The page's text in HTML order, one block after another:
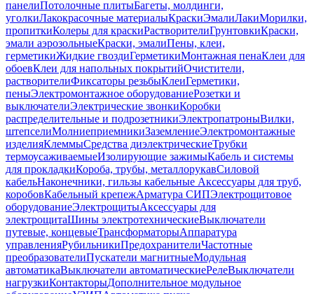
панелиПотолочные плитыБагеты, молдинги,
уголкиЛакокрасочные материалыКраскиЭмалиЛакиМорилки,
пропиткиКолеры для краскиРастворителиГрунтовкиКраски,
эмали аэрозольныеКраски, эмалиПены, клеи,
герметикиЖидкие гвоздиГерметикиМонтажная пенаКлеи для
обоевКлеи для напольных покрытийОчистители,
растворителиФиксаторы резьбыКлеиГерметики,
пеныЭлектромонтажное оборудованиеРозетки и
выключателиЭлектрические звонкиКоробки
распределительные и подрозетникиЭлектропатроныВилки,
штепселиМолниеприемникиЗаземлениеЭлектромонтажные
изделияКлеммыСредства диэлектрическиеТрубки
термоусаживаемыеИзолирующие зажимыКабель и системы
для прокладкиКороба, трубы, металлорукавСиловой
кабельНаконечники, гильзы кабельные Аксессуары для труб,
коробовКабельный крепежАрматура СИПЭлектрощитовое
оборудованиеЭлектрощитыАксессуары для
электрощитаШины электротехническиеВыключатели
путевые, концевыеТрансформаторыАппаратура
управленияРубильникиПредохранителиЧастотные
преобразователиПускатели магнитныеМодульная
автоматикаВыключатели автоматическиеРелеВыключатели
нагрузкиКонтакторыДополнительное модульное